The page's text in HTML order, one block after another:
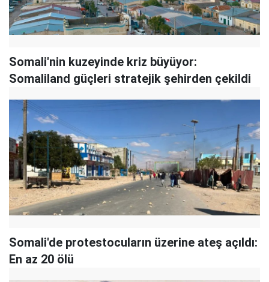
Somali'nin kuzeyinde kriz büyüyor:
Somaliland güçleri stratejik şehirden çekildi
Somali'de protestocuların üzerine ateş açıldı:
En az 20 ölü